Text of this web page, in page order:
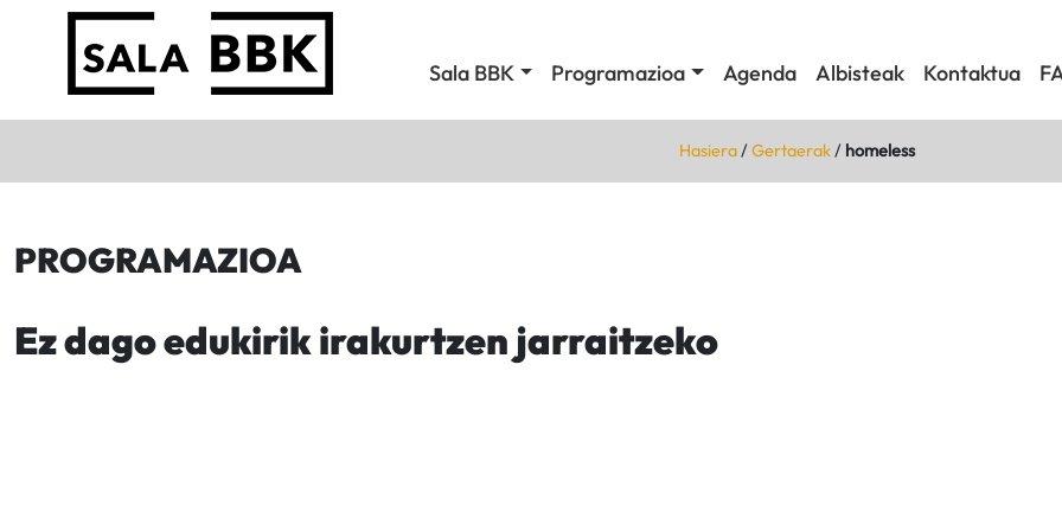
Sala BBK Programazioa Agenda Albisteak Kontaktua
Hasiera/Gertaerak/ homeless
PROGRAMAZIOA
Ez dago edukirik irakurtzen jarraitzeko